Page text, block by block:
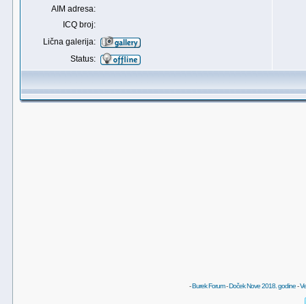
AIM adresa:
ICQ broj:
Lična galerija:
Status:
-Burek Forum-Doček Nove 2018. godine-